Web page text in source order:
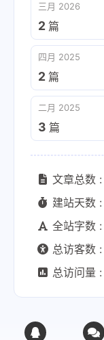
三月 2026
2 篇
四月 2025
2 篇
二月 2025
3 篇
文章总数 :
建站天数 :
全站字数 :
总访客数 :
总访问量 :